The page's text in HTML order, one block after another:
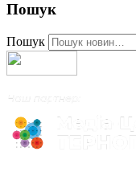
Пошук
Пошук